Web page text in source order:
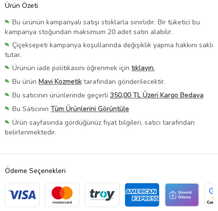
Ürün Özeti
Bu ürünün kampanyalı satışı stoklarla sınırlıdır. Bir tüketici bu
kampanya stoğundan maksimum 20 adet satın alabilir.
Çiçeksepeti kampanya koşullarında değişiklik yapma hakkını saklı
tutar.
Ürünün iade politikasını öğrenmek için tıklayın.
Bu ürün Mavi Kozmetik tarafından gönderilecektir.
Bu satıcının ürünlerinde geçerli 350,00 TL Üzeri Kargo Bedava
Bu Satıcının Tüm Ürünlerini Görüntüle
Ürün sayfasında gördüğünüz fiyat bilgileri, satıcı tarafından
belirlenmektedir.
Ödeme Seçenekleri